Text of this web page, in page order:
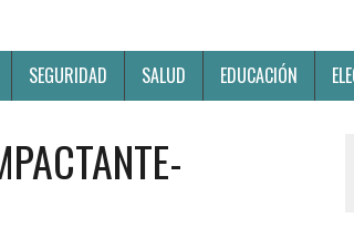
SEGURIDAD SALUD EDUCACIÓN